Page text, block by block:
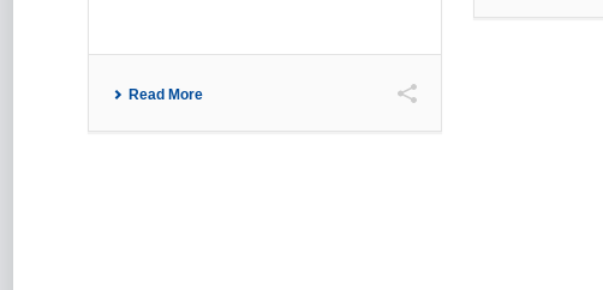
Read More